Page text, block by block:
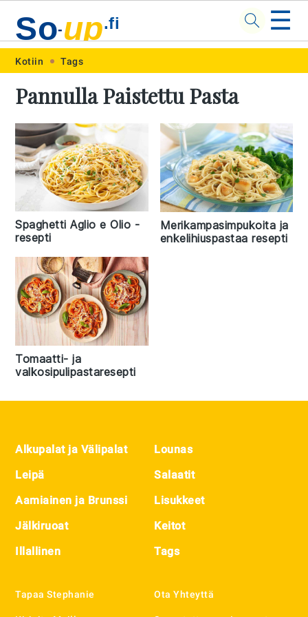
Skip
primary
navigation
Skip
main
content
Skip
primary
sidebar
Skip
footer
So-up.fi ☰
Kotiin Tags
Pannulla Paistettu Pasta
Spaghetti Aglio e Olio -
resepti
Merikampasimpukoita ja
enkelihiuspastaa resepti
Tomaatti- ja
valkosipulipastaresepti
Footer
Alkupalat ja Välipalat
Leipä
Aamiainen ja Brunssi
Jälkiruoat
Illallinen
Lounas
Salaatit
Lisukkeet
Keitot
Tags
Tapaa Stephanie Ota Yhteyttä